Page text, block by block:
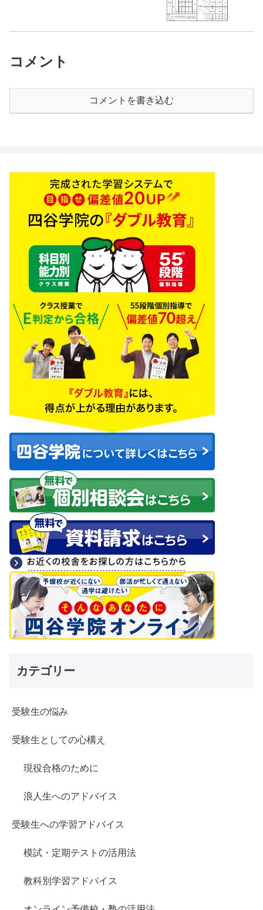
コメント
コメントを書き込む
カテゴリー
受験生の悩み
受験生としての心構え
現役合格のために
浪人生へのアドバイス
受験生への学習アドバイス
模試・定期テストの活用法
教科別学習アドバイス